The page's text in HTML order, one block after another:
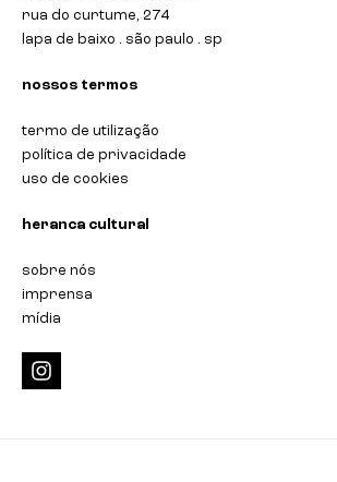
rua do curtume, 274
lapa de baixo . são paulo . sp
nossos termos
termo de utilização
política de privacidade
uso de cookies
heranca cultural
sobre nós
imprensa
mídia
i
n